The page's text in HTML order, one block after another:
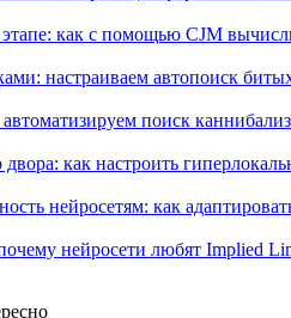
как с помощью CJM
настраиваем автопоиск
поиск
как настроить
нейросетям: как
нейросети любят Implied